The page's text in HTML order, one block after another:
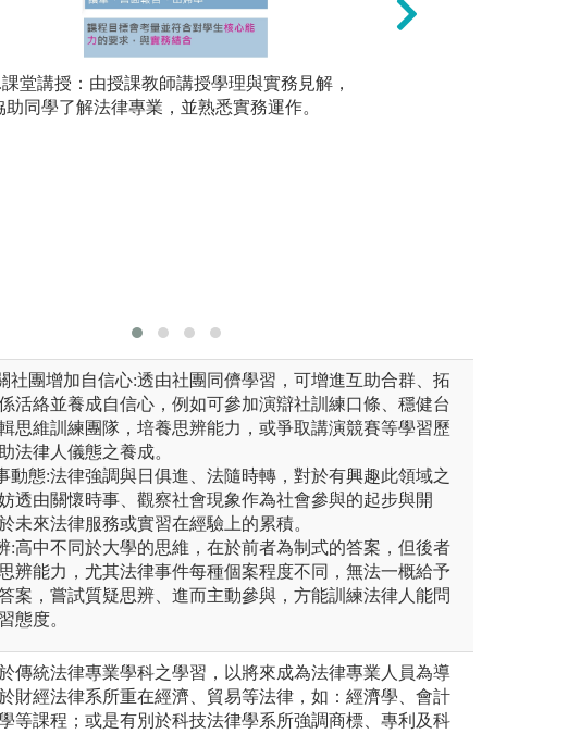
研習：透過分析真實的法律案例，學習
本中的理論知識應用於現實法律爭議案
課堂講授：由授課教師講授學理與實務見解，
助同學了解法律專業，並熟悉實務運作。
社團增加自信心:透由社團同儕學習，可增進互助合群、拓
活絡並養成自信心，例如可參加演辯社訓練口條、穩健台
思維訓練團隊，培養思辨能力，或爭取講演競賽等學習歷
法律人儀態之養成。
動態:法律強調與日俱進、法隨時轉，對於有興趣此領域之
透由關懷時事、觀察社會現象作為社會參與的起步與開
未來法律服務或實習在經驗上的累積。
:高中不同於大學的思維，在於前者為制式的答案，但後者
辨能力，尤其法律事件每種個案程度不同，無法一概給予
案，嘗試質疑思辨、進而主動參與，方能訓練法律人能問
態度。
傳統法律專業學科之學習，以將來成為法律專業人員為導
財經法律系所重在經濟、貿易等法律，如：經濟學、會計
等課程；或是有別於科技法律學系所強調商標、專利及科